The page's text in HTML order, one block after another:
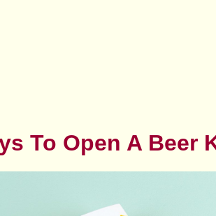
To Open A Beer